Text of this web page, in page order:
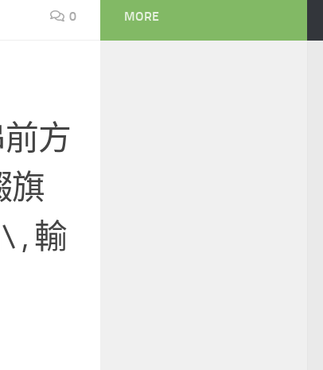
0
前方
旗
, 輸
MORE